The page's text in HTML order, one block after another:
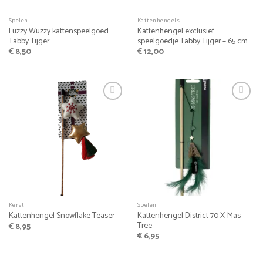
Spelen
Fuzzy Wuzzy kattenspeelgoed
Tabby Tijger
€8,50
Kattenhengels
Kattenhengel exclusief
speelgoedje Tabby Tijger – 65 cm
€12,00
Kerst
Kattenhengel Snowflake Teaser
€8,95
Spelen
Kattenhengel District 70 X-Mas
Tree
€6,95